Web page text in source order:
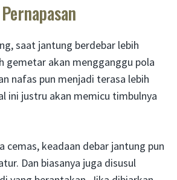
saat jantung berdebar lebih
gemetar akan mengganggu pola
nafas pun menjadi terasa lebih
ini justru akan memicu timbulnya
cemas, keadaan debar jantung pun
Dan biasanya juga disusul